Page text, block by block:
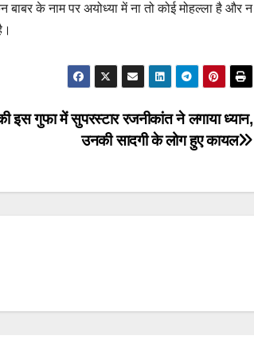
के नाम पर अयोध्या में ना तो कोई मोहल्ला है और न
इस गुफा में सुपरस्टार रजनीकांत ने लगाया ध्यान,
उनकी सादगी के लोग हुए कायल